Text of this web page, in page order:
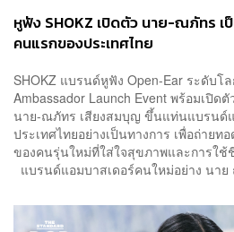
หูฟัง SHOKZ เปิดตัว นาย-ณภัทร เ
คนแรกของประเทศไทย
SHOKZ แบรนด์หูฟัง Open-Ear ระดับโ
Ambassador Launch Event พร้อมเปิด
นาย-ณภัทร เสียงสมบุญ ขึ้นแท่นแบรนด์
ประเทศไทยอย่างเป็นทางการ เพื่อถ่าย
ของคนรุ่นใหม่ที่ใส่ใจสุขภาพและการใช้
แบรนด์แอมบาสเดอร์คนใหม่อย่าง นา